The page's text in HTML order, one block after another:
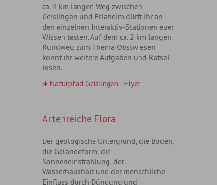
ca. 4 km langen Weg zwischen
Geislingen und Erlaheim dürft ihr an
den einzelnen Interaktiv-Stationen euer
Wissen testen. Auf dem ca. 2 km langen
Rundweg zum Thema Obstwiesen
könnt ihr weitere Aufgaben und Rätsel
lösen.
Naturpfad Geislingen - Flyer
Artenreiche Flora
Der geologische Untergrund, die Böden,
die Geländeform, die
Sonneneinstrahlung, der
Wasserhaushalt und der menschliche
Einfluss durch Düngung und